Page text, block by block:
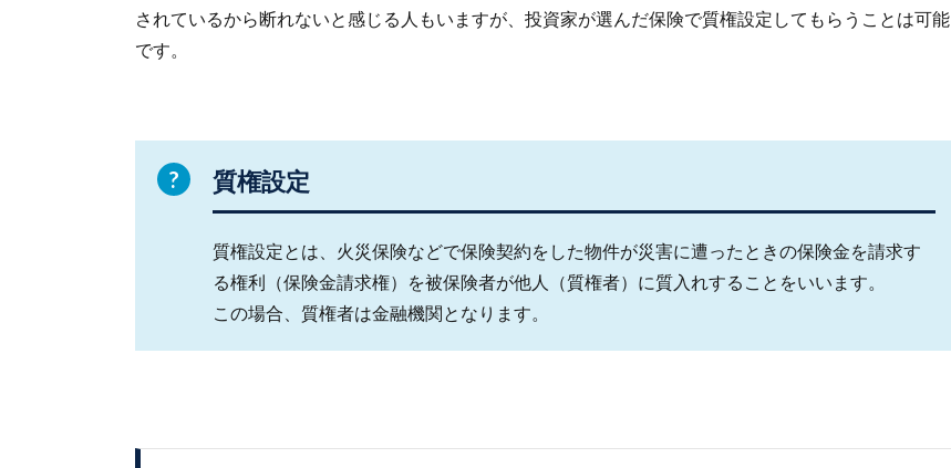
されているから断れないと感じる人もいますが、投資家が選んだ保険で質権設定してもらうことは可能
です。
質権設定
質権設定とは、火災保険などで保険契約をした物件が災害に遭ったときの保険金を請求す
る権利（保険金請求権）を被保険者が他人（質権者）に質入れすることをいいます。
この場合、質権者は金融機関となります。